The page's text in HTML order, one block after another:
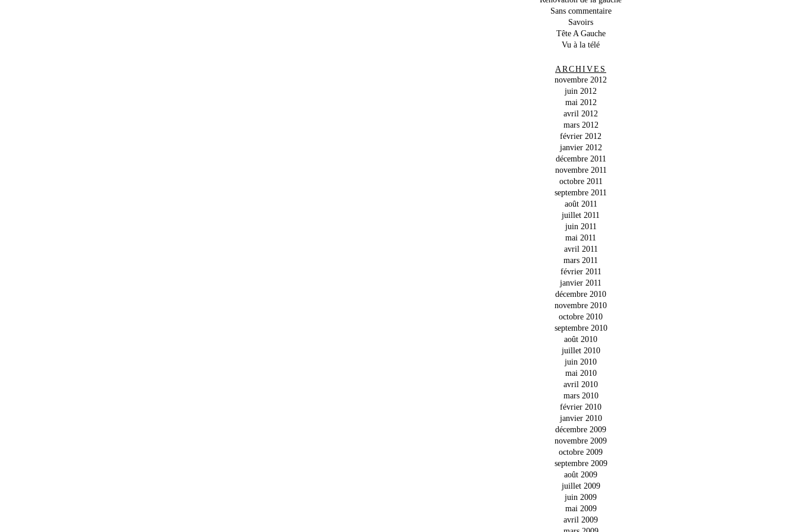
Sans commentaire
Savoirs
Tête A Gauche
Vu à la télé
ARCHIVES
novembre 2012
juin 2012
mai 2012
avril 2012
mars 2012
février 2012
janvier 2012
décembre 2011
novembre 2011
octobre 2011
septembre 2011
août 2011
juillet 2011
juin 2011
mai 2011
avril 2011
mars 2011
février 2011
janvier 2011
décembre 2010
novembre 2010
octobre 2010
septembre 2010
août 2010
juillet 2010
juin 2010
mai 2010
avril 2010
mars 2010
février 2010
janvier 2010
décembre 2009
novembre 2009
octobre 2009
septembre 2009
août 2009
juillet 2009
juin 2009
mai 2009
avril 2009